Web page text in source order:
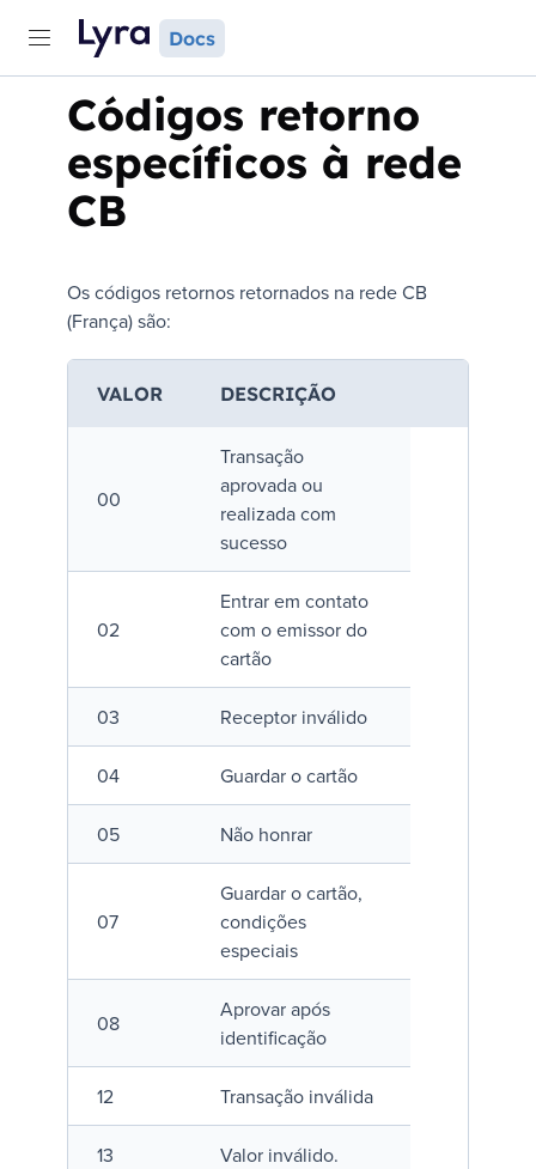
Docs
Códigos retorno
específicos à rede
CB
Os códigos retornos retornados na rede CB
(França) são:
VALOR DESCRIÇÃO
00
Transação
aprovada ou
realizada com
sucesso
02
Entrar em contato
com o emissor do
cartão
03 Receptor inválido
04 Guardar o cartão
05 Não honrar
07
Guardar o cartão,
condições
especiais
08
Aprovar após
identificação
12 Transação inválida
13 Valor inválido.